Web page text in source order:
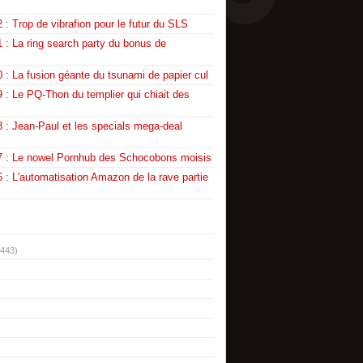
: Trop de vibrafion pour le futur du SLS
: La ring search party du bonus de
: La fusion géante du tsunami de papier cul
: Le PQ-Thon du templier qui chiait des
: Jean-Paul et les specials mega-deal
: Le nowel Pornhub des Schocobons moisis
: L'automatisation Amazon de la rave partie